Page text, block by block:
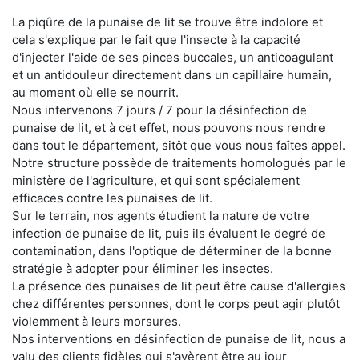
La piqûre de la punaise de lit se trouve être indolore et
cela s'explique par le fait que l'insecte à la capacité
d'injecter l'aide de ses pinces buccales, un anticoagulant
et un antidouleur directement dans un capillaire humain,
au moment où elle se nourrit.
Nous intervenons 7 jours / 7 pour la désinfection de
punaise de lit, et à cet effet, nous pouvons nous rendre
dans tout le département, sitôt que vous nous faîtes appel.
Notre structure possède de traitements homologués par le
ministère de l'agriculture, et qui sont spécialement
efficaces contre les punaises de lit.
Sur le terrain, nos agents étudient la nature de votre
infection de punaise de lit, puis ils évaluent le degré de
contamination, dans l'optique de déterminer de la bonne
stratégie à adopter pour éliminer les insectes.
La présence des punaises de lit peut être cause d'allergies
chez différentes personnes, dont le corps peut agir plutôt
violemment à leurs morsures.
Nos interventions en désinfection de punaise de lit, nous a
valu des clients fidèles qui s'avèrent être au jour